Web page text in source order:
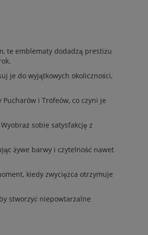
te emblematy dodadzą prestiżu
je do wyjątkowych okoliczności,
i Trofeów, co czyni je
sobie satysfakcję z
żywe barwy i czytelność nawet
kiedy zwycięzca otrzymuje
stworzyć niepowtarzalne